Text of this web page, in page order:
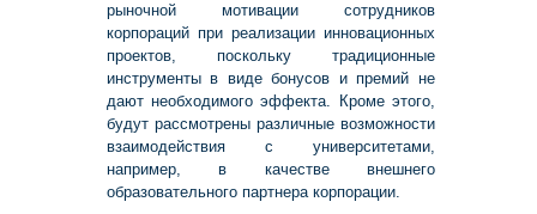
рыночной мотивации сотрудников
корпораций при реализации инновационных
проектов, поскольку традиционные
инструменты в виде бонусов и премий не
дают необходимого эффекта. Кроме этого,
будут рассмотрены различные возможности
взаимодействия с университетами,
например, в качестве внешнего
образовательного партнера корпорации.